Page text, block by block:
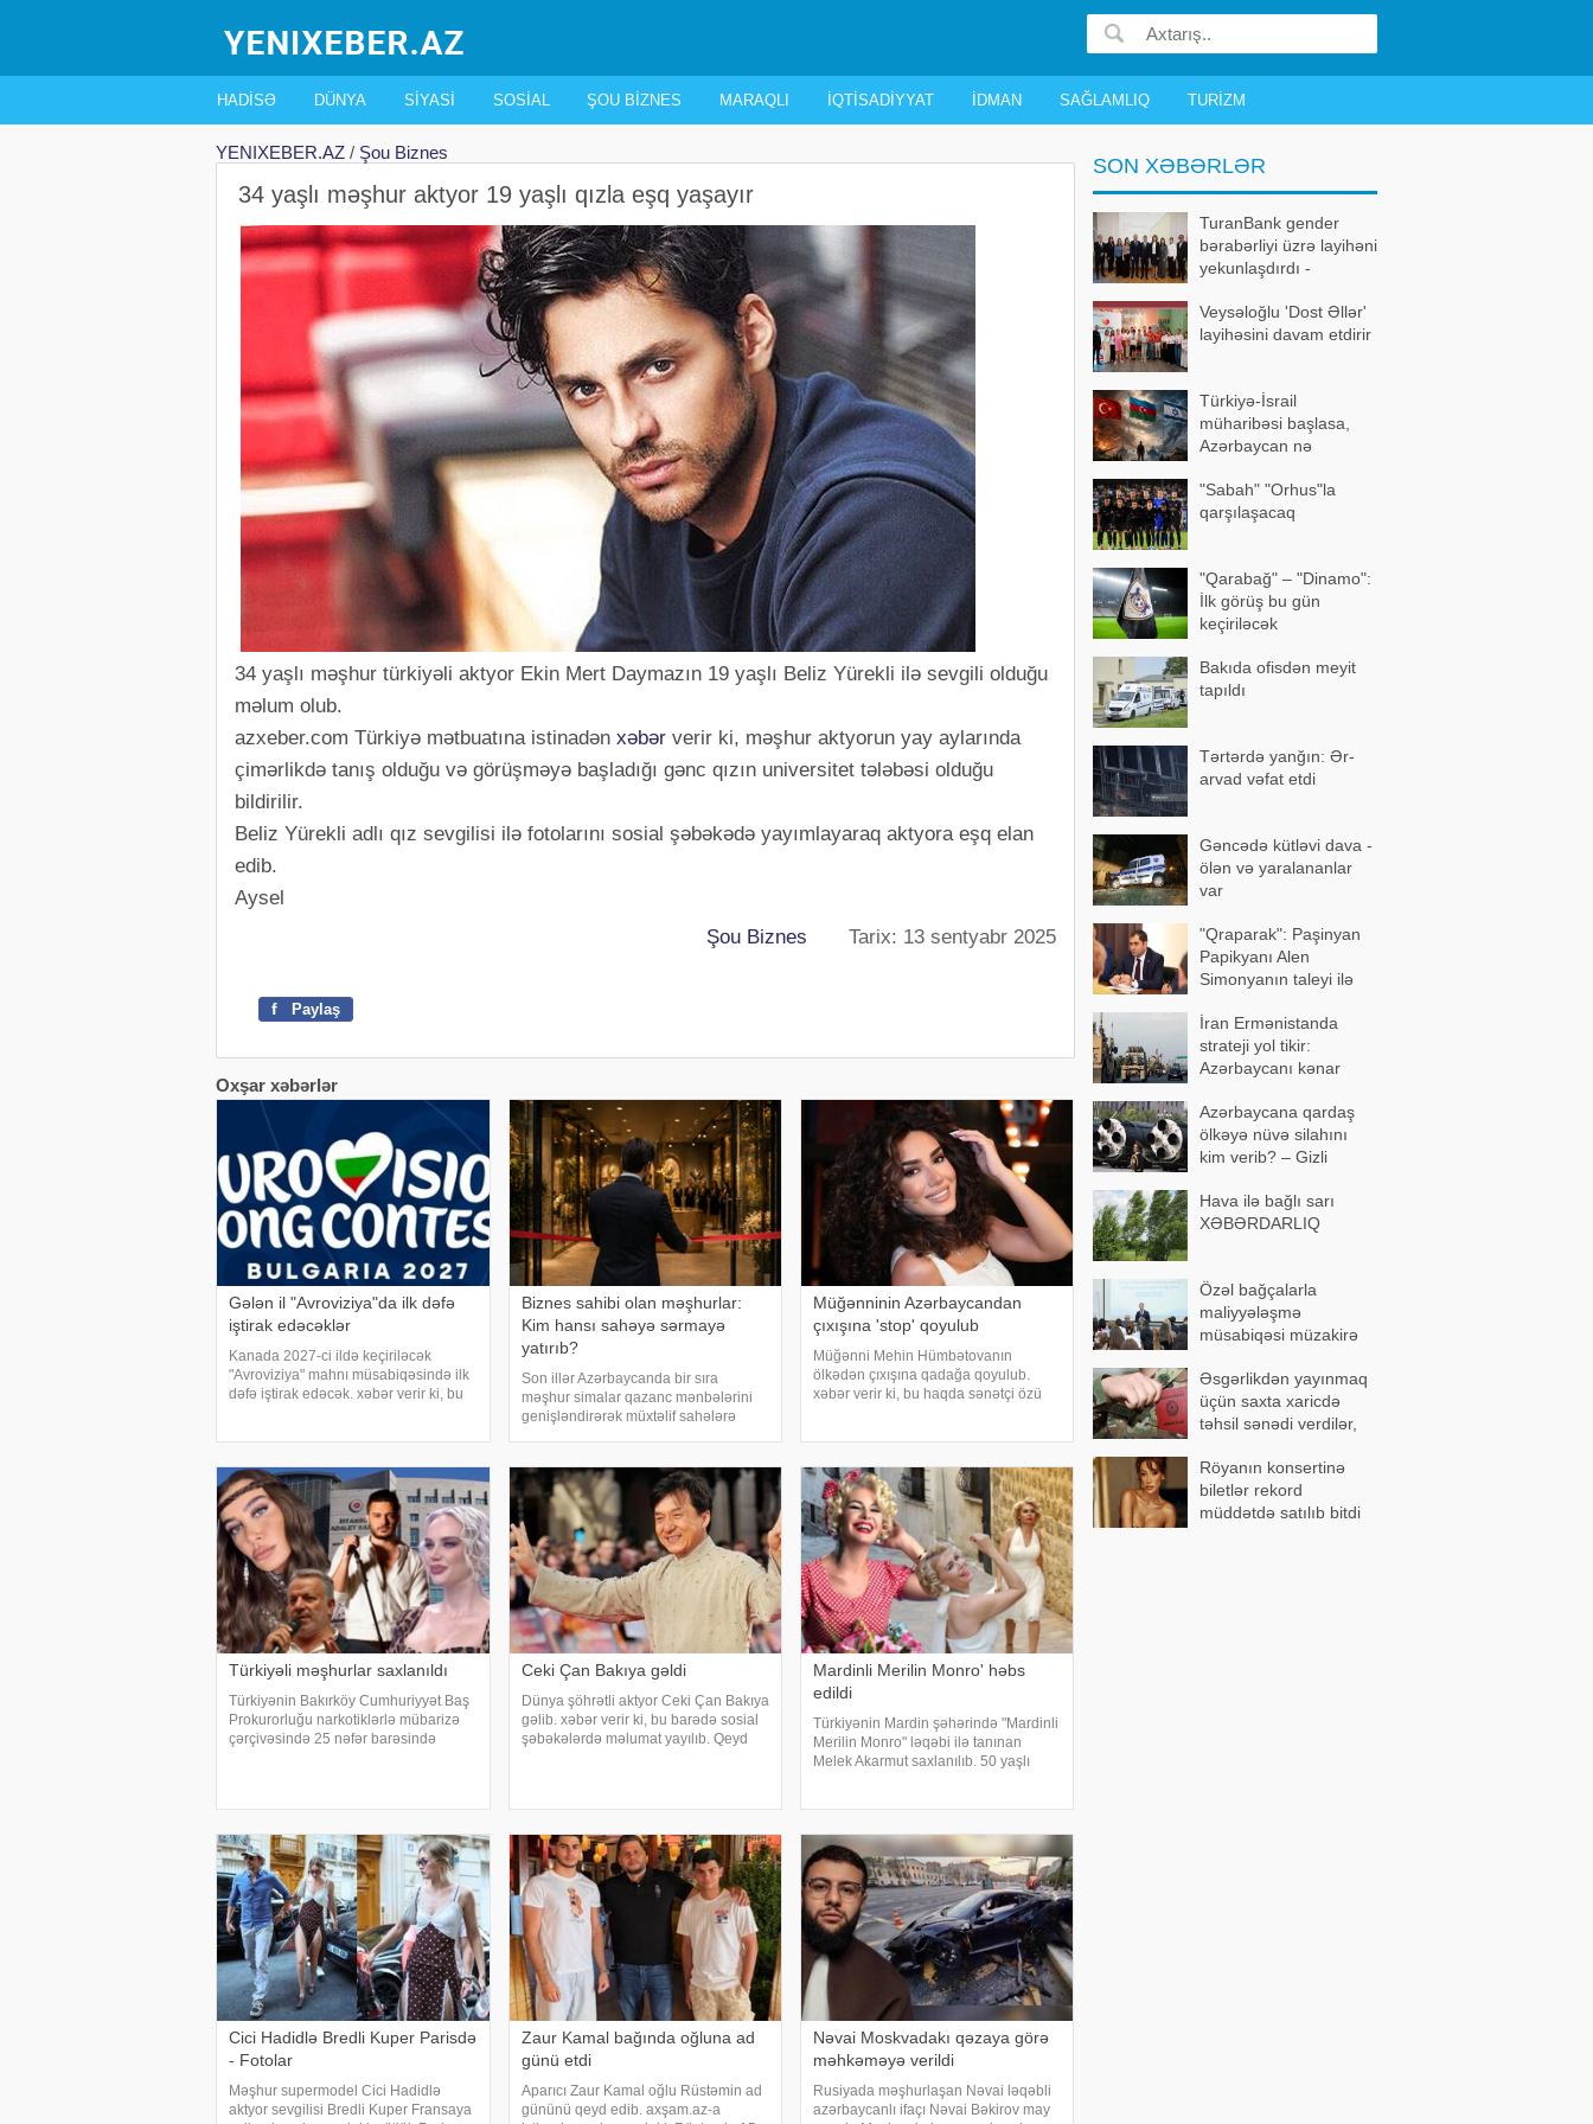
HADISƏ DÜNYA SIYASI SOSIAL ŞOU BIZNES MARAQLI İQTISADIYYAT İDMAN SAĞLAMLIQ TURIZM
YENIXEBER.AZ / Şou Biznes
34 yaşlı məşhur aktyor 19 yaşlı qızla eşq yaşayır
34 yaşlı məşhur türkiyəli aktyor Ekin Mert Daymazın 19 yaşlı Beliz Yürekli ilə sevgili olduğu
məlum olub.
azxeber.com Türkiyə mətbuatına istinadən xəbər verir ki, məşhur aktyorun yay aylarında
çimərlikdə tanış olduğu və görüşməyə başladığı gənc qızın universitet tələbəsi olduğu
bildirilir.
Beliz Yürekli adlı qız sevgilisi ilə fotolarını sosial şəbəkədə yayımlayaraq aktyora eşq elan
edib.
Aysel
Şou Biznes Tarix: 13 sentyabr 2025
f Paylaş
Oxşar xəbərlər
Gələn il "Avroviziya"da ilk dəfə
iştirak edəcəklər
Kanada 2027-ci ildə keçiriləcək
"Avroviziya" mahnı müsabiqəsində ilk
dəfə iştirak edəcək. xəbər verir ki, bu
Biznes sahibi olan məşhurlar:
Kim hansı sahəyə sərmayə
yatırıb?
Son illər Azərbaycanda bir sıra
məşhur simalar qazanc mənbələrini
genişləndirərək müxtəlif sahələrə
sektorunda fəaliyyət göstərən, öz
adları il
Müğənninin Azərbaycandan
çıxışına 'stop' qoyulub
Müğənni Mehin Hümbətovanın
ölkədən çıxışına qadağa qoyulub.
xəbər verir ki, bu haqda sənətçi özü
Türkiyəli məşhurlar saxlanıldı
Türkiyənin Bakırköy Cumhuriyyət Baş
Prokurorluğu narkotiklərlə mübarizə
çərçivəsində 25 nəfər barəsində
Ceki Çan Bakıya gəldi
Dünya şöhrətli aktyor Ceki Çan Bakıya
gəlib. xəbər verir ki, bu barədə sosial
şəbəkələrdə məlumat yayılıb. Qeyd
Mardinli Merilin Monro' həbs
edildi
Türkiyənin Mardin şəhərində "Mardinli
Merilin Monro" ləqəbi ilə tanınan
Melek Akarmut saxlanılıb. 50 yaşlı
Cici Hadidlə Bredli Kuper Parisdə
- Fotolar
Məşhur supermodel Cici Hadidlə
aktyor sevgilisi Bredli Kuper Fransaya
Zaur Kamal bağında oğluna ad
günü etdi
Aparıcı Zaur Kamal oğlu Rüstəmin ad
gününü qeyd edib. axşam.az-a
Nəvai Moskvadakı qəzaya görə
məhkəməyə verildi
Rusiyada məşhurlaşan Nəvai ləqəbli
azərbaycanlı ifaçı Nəvai Bəkirov may
SON XƏBƏRLƏR
TuranBank gender
bərabərliyi üzrə layihəni
yekunlaşdırdı -
Veysəloğlu 'Dost Əllər'
layihəsini davam etdirir
Türkiyə-İsrail
müharibəsi başlasa,
Azərbaycan nə
detallar bəlli oldu"Sabah" "Orhus"la
qarşılaşacaq
"Qarabağ" – "Dinamo":
İlk görüş bu gün
keçiriləcək
Bakıda ofisdən meyit
tapıldı
Tərtərdə yanğın: Ər-
arvad vəfat etdi
Gəncədə kütləvi dava -
ölən və yaralananlar
var
"Qraparak": Paşinyan
Papikyanı Alen
Simonyanın taleyi ilə
İran Ermənistanda
strateji yol tikir:
Azərbaycanı kənar
formalaşır
Azərbaycana qardaş
ölkəyə nüvə silahını
kim verib? – Gizli
Hava ilə bağlı sarı
XƏBƏRDARLIQ
Özəl bağçalarla
maliyyələşmə
müsabiqəsi müzakirə
Əsgərlikdən yayınmaq
üçün saxta xaricdə
təhsil sənədi verdilər,
Röyanın konsertinə
biletlər rekord
müddətdə satılıb bitdi